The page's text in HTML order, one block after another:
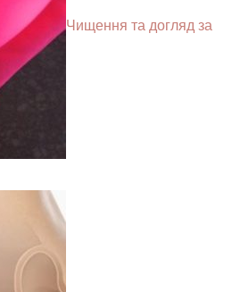
Чищення та догляд за